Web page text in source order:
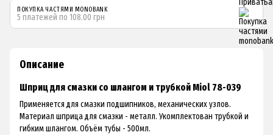
ПОКУПКА ЧАСТЯМИ MONOBANK
5 платежей по 108.00 грн
Описание
Шприц для смазки со шлангом и трубкой Miol 78-039
Применяется для смазки подшипников, механических узлов.
Материал шприца для смазки - металл. Укомплектован трубкой и
гибким шлангом. Объём тубы - 500мл.